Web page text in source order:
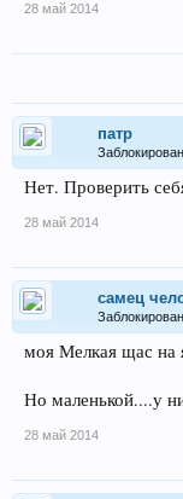
28 май 2014
патр
Нет. Проверить
28 май 2014
самец
моя Мелкая щас на
Но маленькой....у
28 май 2014